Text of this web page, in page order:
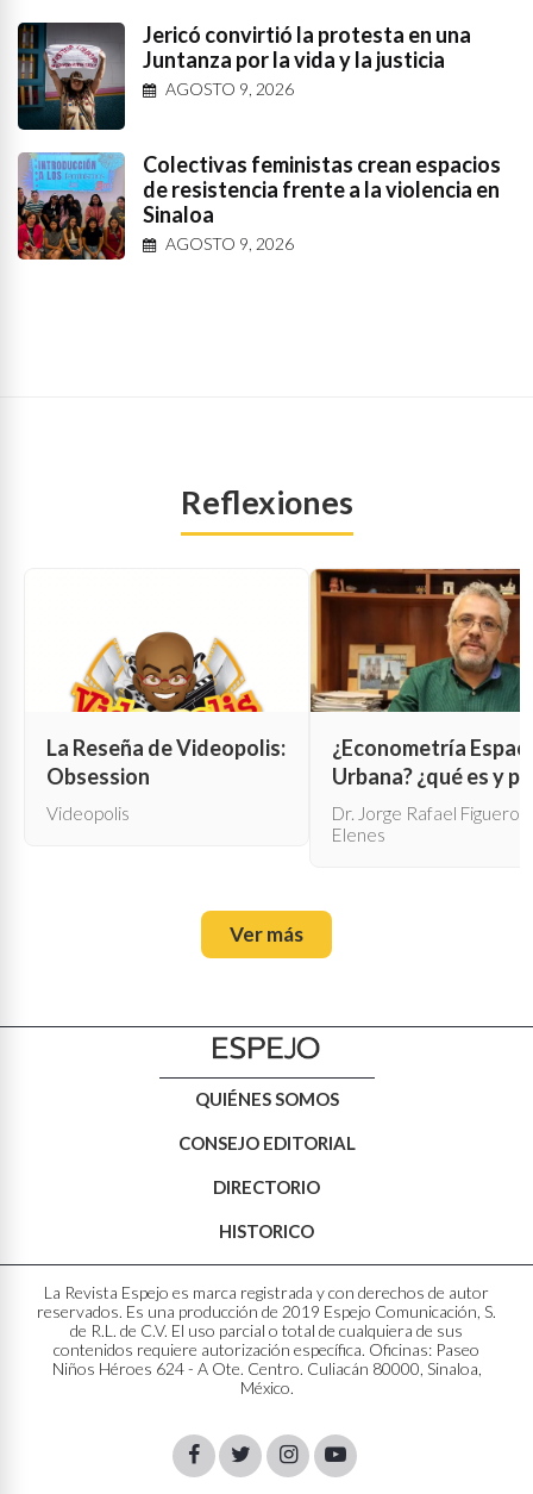
Jericó convirtió la protesta en una
Juntanza por la vida y la justicia
AGOSTO 9, 2026
Colectivas feministas crean espacios
de resistencia frente a la violencia en
Sinaloa
AGOSTO 9, 2026
Reflexiones
La Reseña de Videopolis:
Obsession
Videopolis
¿Econometría
Urbana? ¿qué es y
qué sirve?
Dr. Jorge Rafael Figueroa
Elenes
Ver más
QUIÉNES SOMOS
CONSEJO EDITORIAL
DIRECTORIO
HISTORICO
La Revista Espejo es marca registrada y con derechos de autor
reservados. Es una producción de 2019 Espejo Comunicación, S.
de R.L. de C.V. El uso parcial o total de cualquiera de sus
contenidos requiere autorización específica. Oficinas: Paseo
Niños Héroes 624 - A Ote. Centro. Culiacán 80000, Sinaloa,
México.
FacebookTwitterInstagram
Youtube